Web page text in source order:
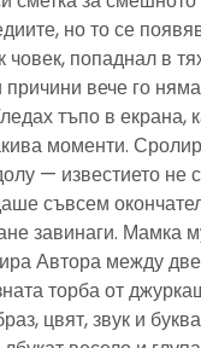
но то се
човек, попаднал в
причини вече го
тъпо в екрана,
моменти.
— известието не
съвсем
завинаги. Мамка
Автора между
торба от
цвят, звук и